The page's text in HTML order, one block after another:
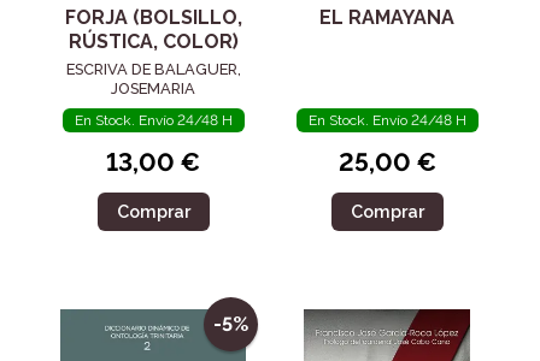
FORJA (BOLSILLO,
RÚSTICA, COLOR)
ESCRIVA DE BALAGUER,
JOSEMARIA
En Stock. Envío 24/48 H
13,00 €
Comprar
EL RAMAYANA
En Stock. Envío 24/48 H
25,00 €
Comprar
-5%